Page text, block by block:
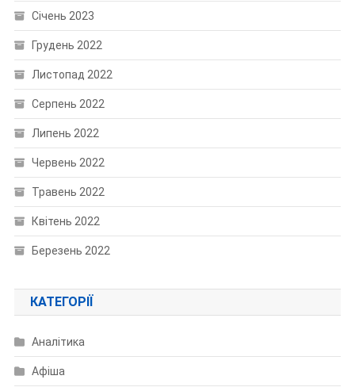
Січень 2023
Грудень 2022
Листопад 2022
Серпень 2022
Липень 2022
Червень 2022
Травень 2022
Квітень 2022
Березень 2022
КАТЕГОРІЇ
Аналітика
Афіша